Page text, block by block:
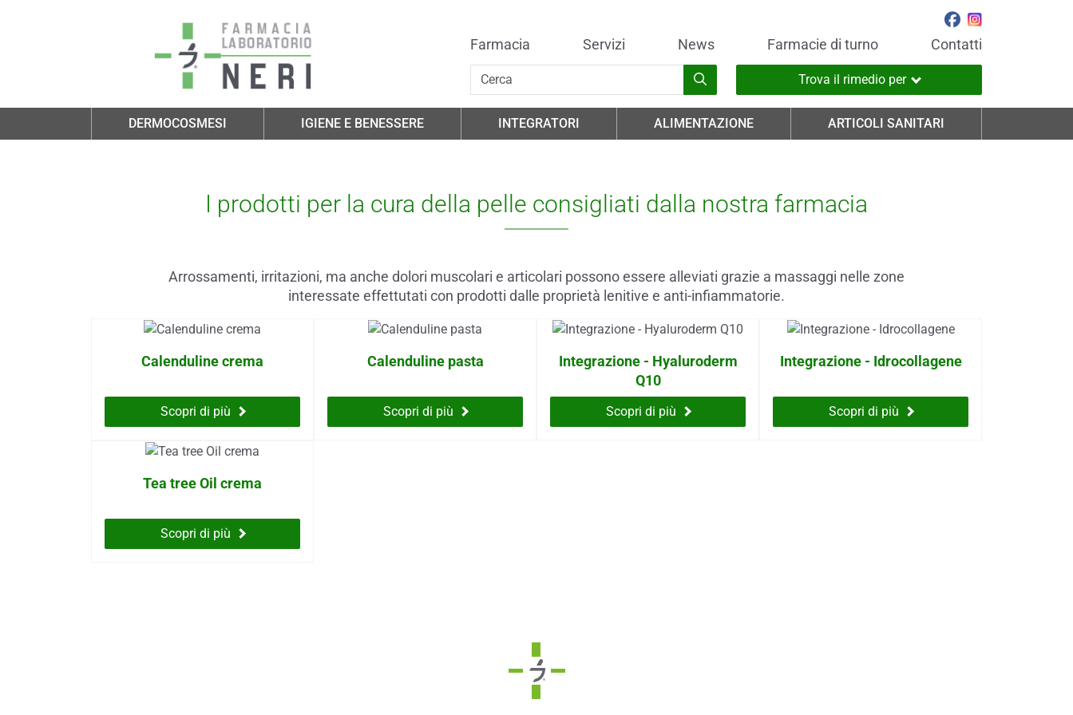
Farmacia Servizi News Farmacie di turno Contatti
Trova il rimedio per
DERMOCOSMESI IGIENE E BENESSERE INTEGRATORI ALIMENTAZIONE ARTICOLI SANITARI
I prodotti per la cura della pelle consigliati dalla nostra farmacia
Arrossamenti, irritazioni, ma anche dolori muscolari e articolari possono essere alleviati grazie a massaggi nelle zone
interessate effettutati con prodotti dalle proprietà lenitive e anti-infiammatorie.
Calenduline crema
Scopri di più
Calenduline pasta
Scopri di più
Integrazione - Hyaluroderm
Q10
Scopri di più
Integrazione - Idrocollagene
Scopri di più
Tea tree Oil crema
Scopri di più